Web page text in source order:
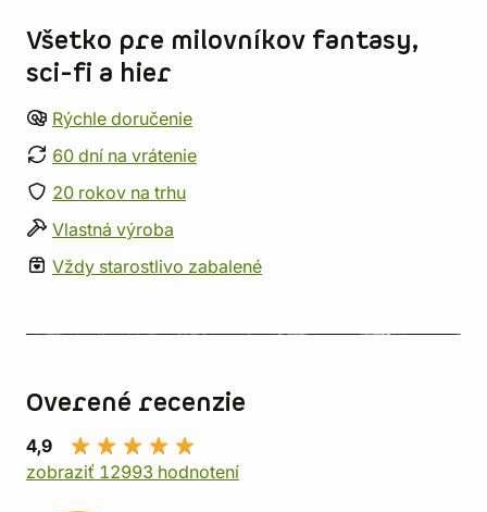
Všetko pre milovníkov fantasy,
sci-fi a hier
Rýchle doručenie
60 dní na vrátenie
20 rokov na trhu
Vlastná výroba
Vždy starostlivo zabalené
Overené recenzie
4,9
zobraziť 12993 hodnotení